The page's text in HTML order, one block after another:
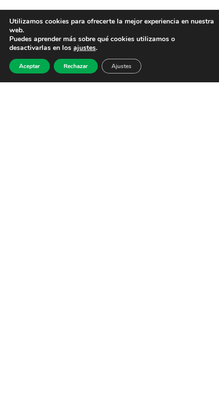
Utilizamos cookies para ofrecerte la mejor experiencia en nuestra
web.
Puedes aprender más sobre qué cookies utilizamos o
desactivarlas en los ajustes.
Aceptar Rechazar Ajustes